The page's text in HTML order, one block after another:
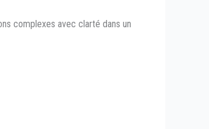
complexes avec clarté dans un